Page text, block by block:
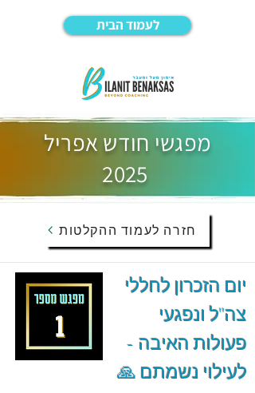
לעמוד הבית
מפגשי חודש אפריל
חזרה לעמוד ההקלטות
יום הזכרון לחללי
צה"ל ונפגעי
פעולות האיבה -
לעילוי נשמתם 🙏